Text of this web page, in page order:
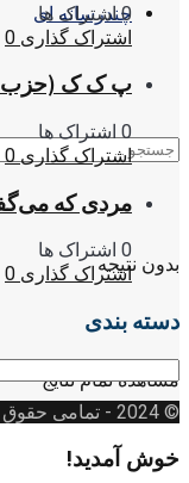
چندرسانه ای
بدون نتیجه
مشاهده تمام نتایج
0 اشتراک ها
اشتراک گذاری 0
پ ک ک (حزب
0 اشتراک ها
اشتراک گذاری 0
مردی که
0 اشتراک ها
اشتراک گذاری 0
دسته بندی
دسته
بندی
© 2024
- تمامی
خوش آمدید!